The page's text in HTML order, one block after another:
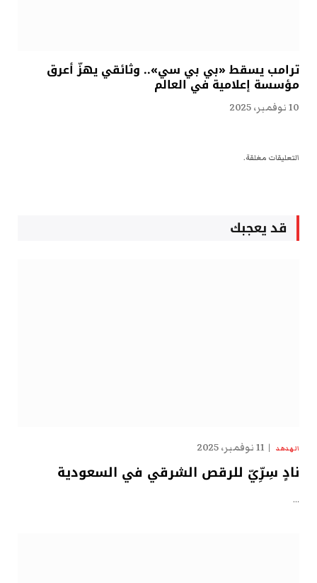
ترامب يسقط «بي بي سي».. وثائقي يهزّ أعرق
مؤسسة إعلامية في العالم
10 نوفمبر، 2025
التعليقات مغلقة.
قد يعجبك
الهدهد 11 نوفمبر، 2025
نادٍ سِرِّيّ للرقص الشرقي في السعودية
…